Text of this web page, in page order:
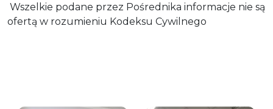
Wszelkie podane przez Pośrednika informacje nie są
ofertą w rozumieniu Kodeksu Cywilnego